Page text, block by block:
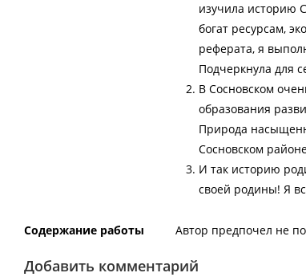
изучила историю
богат ресурсам,
реферата, я
Подчеркнула для
В Сосновском
образования
Природа
Сосновском
И так историю
своей родины! Я
Содержание работы Автор предпочел не
Добавить комментарий